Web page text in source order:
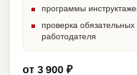
программы
проверка
работодателя
от 3 900 ₽